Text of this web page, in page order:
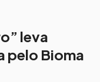
leva
pelo Bioma